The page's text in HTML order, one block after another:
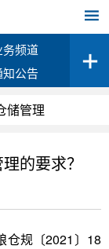
务频道
知公告
储管理
的要求？
仓规〔2021〕18